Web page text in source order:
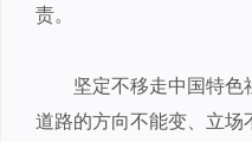
责。
坚定不移走中国特
道路的方向不能变、立